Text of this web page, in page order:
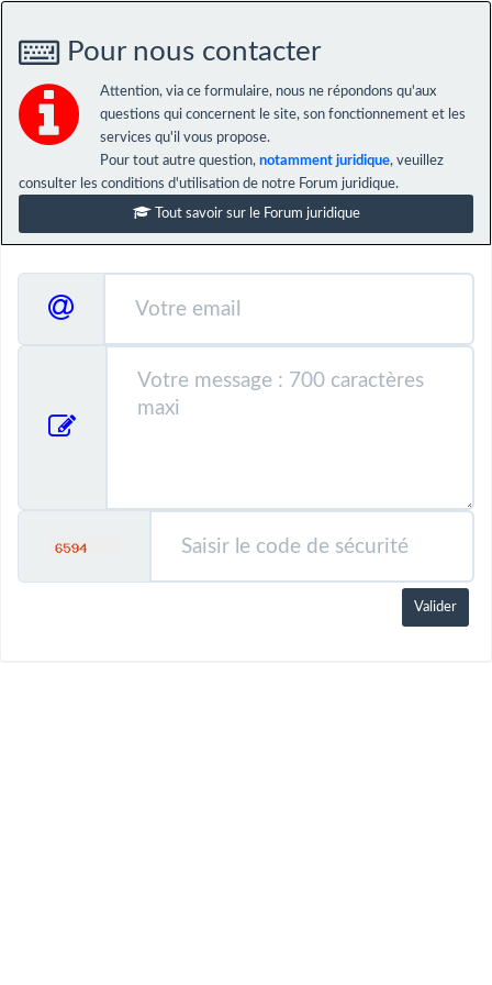
Pour nous contacter
Attention, via ce formulaire, nous ne répondons qu'aux
questions qui concernent le site, son fonctionnement et les
services qu'il vous propose.
Pour tout autre question,notamment juridique, veuillez
consulter les conditions d'utilisation de notre Forum juridique.
Tout savoir sur le Forum juridique